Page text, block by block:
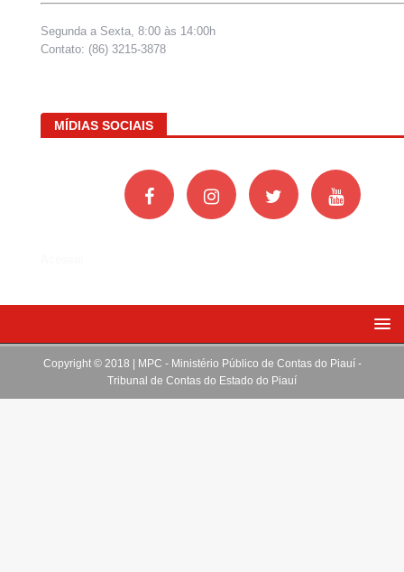
Segunda a Sexta, 8:00 às 14:00h
Contato: (86) 3215-3878
MÍDIAS SOCIAIS
Copyright © 2018 | MPC - Ministério Público de Contas do Piauí -
Tribunal de Contas do Estado do Piauí